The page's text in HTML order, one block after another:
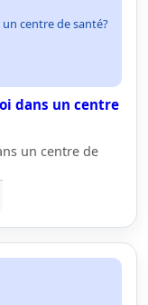
centre de santé?
dans un centre
un centre de